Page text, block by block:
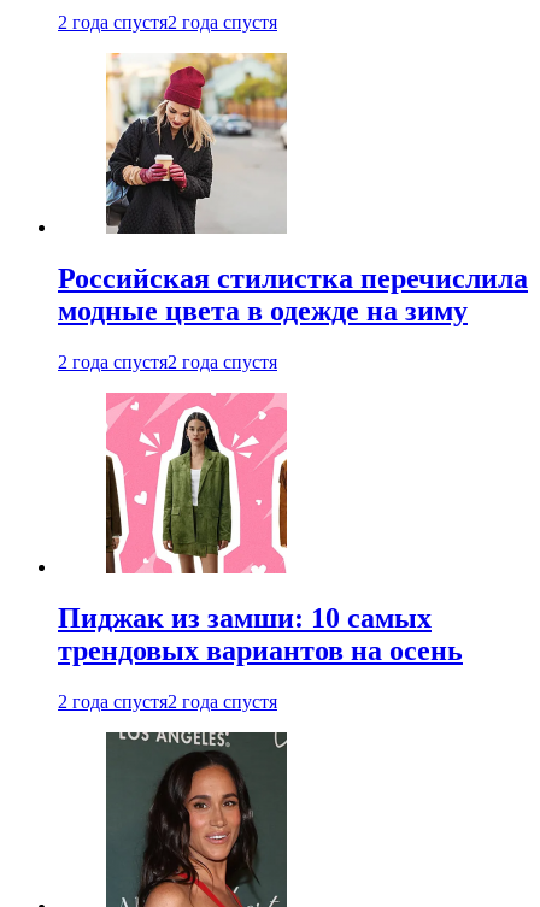
2 года спустя2 года спустя
Российская стилистка перечислила
модные цвета в одежде на зиму
2 года спустя2 года спустя
Пиджак из замши: 10 самых
трендовых вариантов на осень
2 года спустя2 года спустя